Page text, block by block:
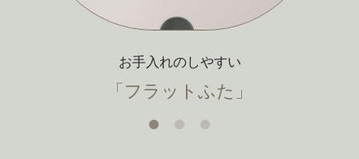
お手入れのしやすい
「フラットふた」